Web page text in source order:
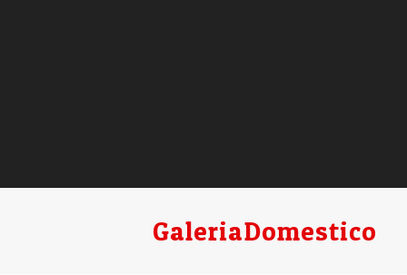
GaleriaDomestico